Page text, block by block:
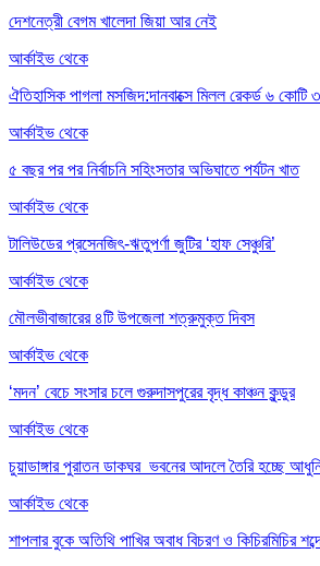
দেশনেত্রী বেগম খালেদা জিয়া আর নেই
আর্কাইভ থেকে
ঐতিহাসিক পাগলা মসজিদ:দানবাক্সে মিলল রেকর্ড ৬ কোটি
আর্কাইভ থেকে
৫ বছর পর পর নির্বাচনি সহিংসতার অভিঘাতে পর্যটন খাত
আর্কাইভ থেকে
টালিউডের প্রসেনজিৎ-ঋতুপর্ণা জুটির ‘হাফ সেঞ্চুরি’
আর্কাইভ থেকে
মৌলভীবাজারের ৪টি উপজেলা শত্রুমুক্ত দিবস
আর্কাইভ থেকে
‘মদন’ বেচে সংসার চলে গুরুদাসপুরের বৃদ্ধ কাঞ্চন কুন্ডুর
আর্কাইভ থেকে
চুয়াডাঙ্গার পুরাতন ডাকঘর ভবনের আদলে তৈরি হচ্ছে
আর্কাইভ থেকে
শাপলার বুকে অতিথি পাখির অবাধ বিচরণ ও কিচিরমিচির